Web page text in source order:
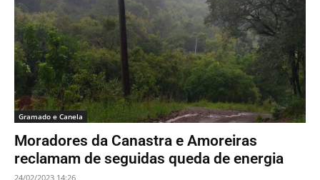
Gramado e Canela
Moradores da Canastra e Amoreiras
reclamam de seguidas queda de energia
24/02/2023 14:26